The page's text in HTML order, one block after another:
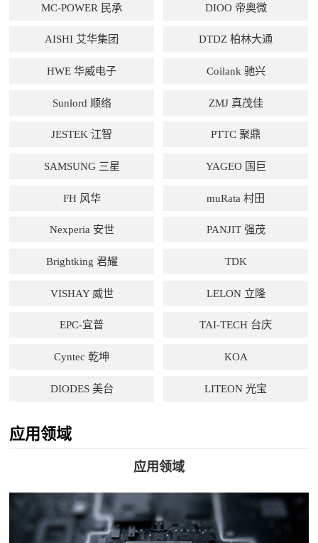
MC-POWER 民承 DIOO 帝奥微
AISHI 艾华集团 DTDZ 柏林大通
HWE 华威电子 Coilank 驰兴
Sunlord 顺络 ZMJ 真茂佳
JESTEK 江智 PTTC 聚鼎
SAMSUNG 三星 YAGEO 国巨
FH 风华 muRata 村田
Nexperia 安世 PANJIT 强茂
Brightking 君耀 TDK
VISHAY 威世 LELON 立隆
EPC-宜普 TAI-TECH 台庆
Cyntec 乾坤 KOA
DIODES 美台 LITEON 光宝
应用领域
应用领域